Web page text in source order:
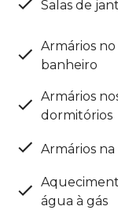
Salas de
Armários no
banheiro
Armários
dormitórios
Armários na
água à gás